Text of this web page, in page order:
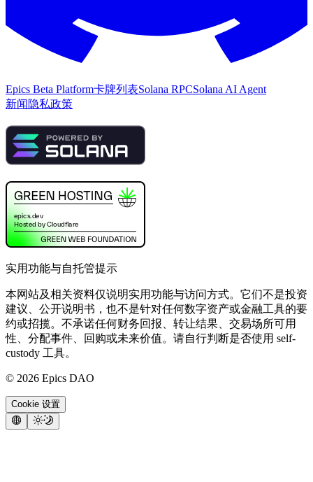
Epics Beta Platform卡牌列表Solana RPCSolana AI Agent
新闻 隐私政策
实用功能与自托管提示
本网站及相关资料仅说明实用功能与访问方式。它们不是投资
建议、公开说明书，也不是针对任何数字资产或金融工具的要
约或招揽。不承诺任何财务回报、转让结果、交易场所可用
性、分配事件、回购或未来价值。请自行判断是否使用 self-
custody 工具。
© 2026 Epics DAO
Cookie 设置